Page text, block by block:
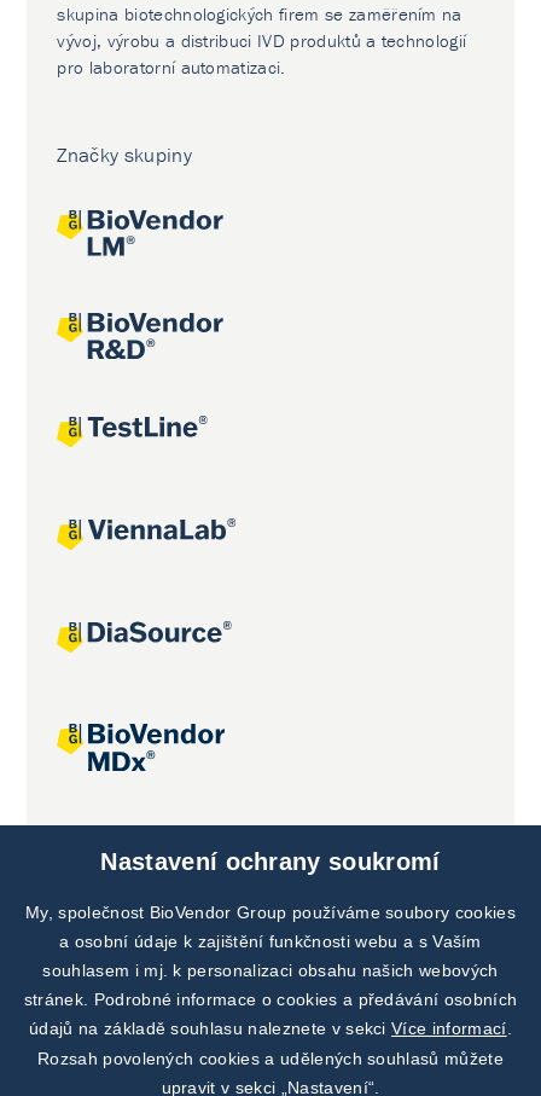
skupina biotechnologických firem se zaměřením na
vývoj, výrobu a distribuci IVD produktů a technologií
pro laboratorní automatizaci.
Značky skupiny
Nastavení ochrany soukromí
My, společnost BioVendor Group používáme soubory cookies
a osobní údaje k zajištění funkčnosti webu a s Vaším
souhlasem i mj. k personalizaci obsahu našich webových
stránek. Podrobné informace o cookies a předávání osobních
údajů na základě souhlasu naleznete v sekciVíce informací
Rozsah povolených cookies a udělených souhlasů můžete
upravit v sekci „Nastavení“.